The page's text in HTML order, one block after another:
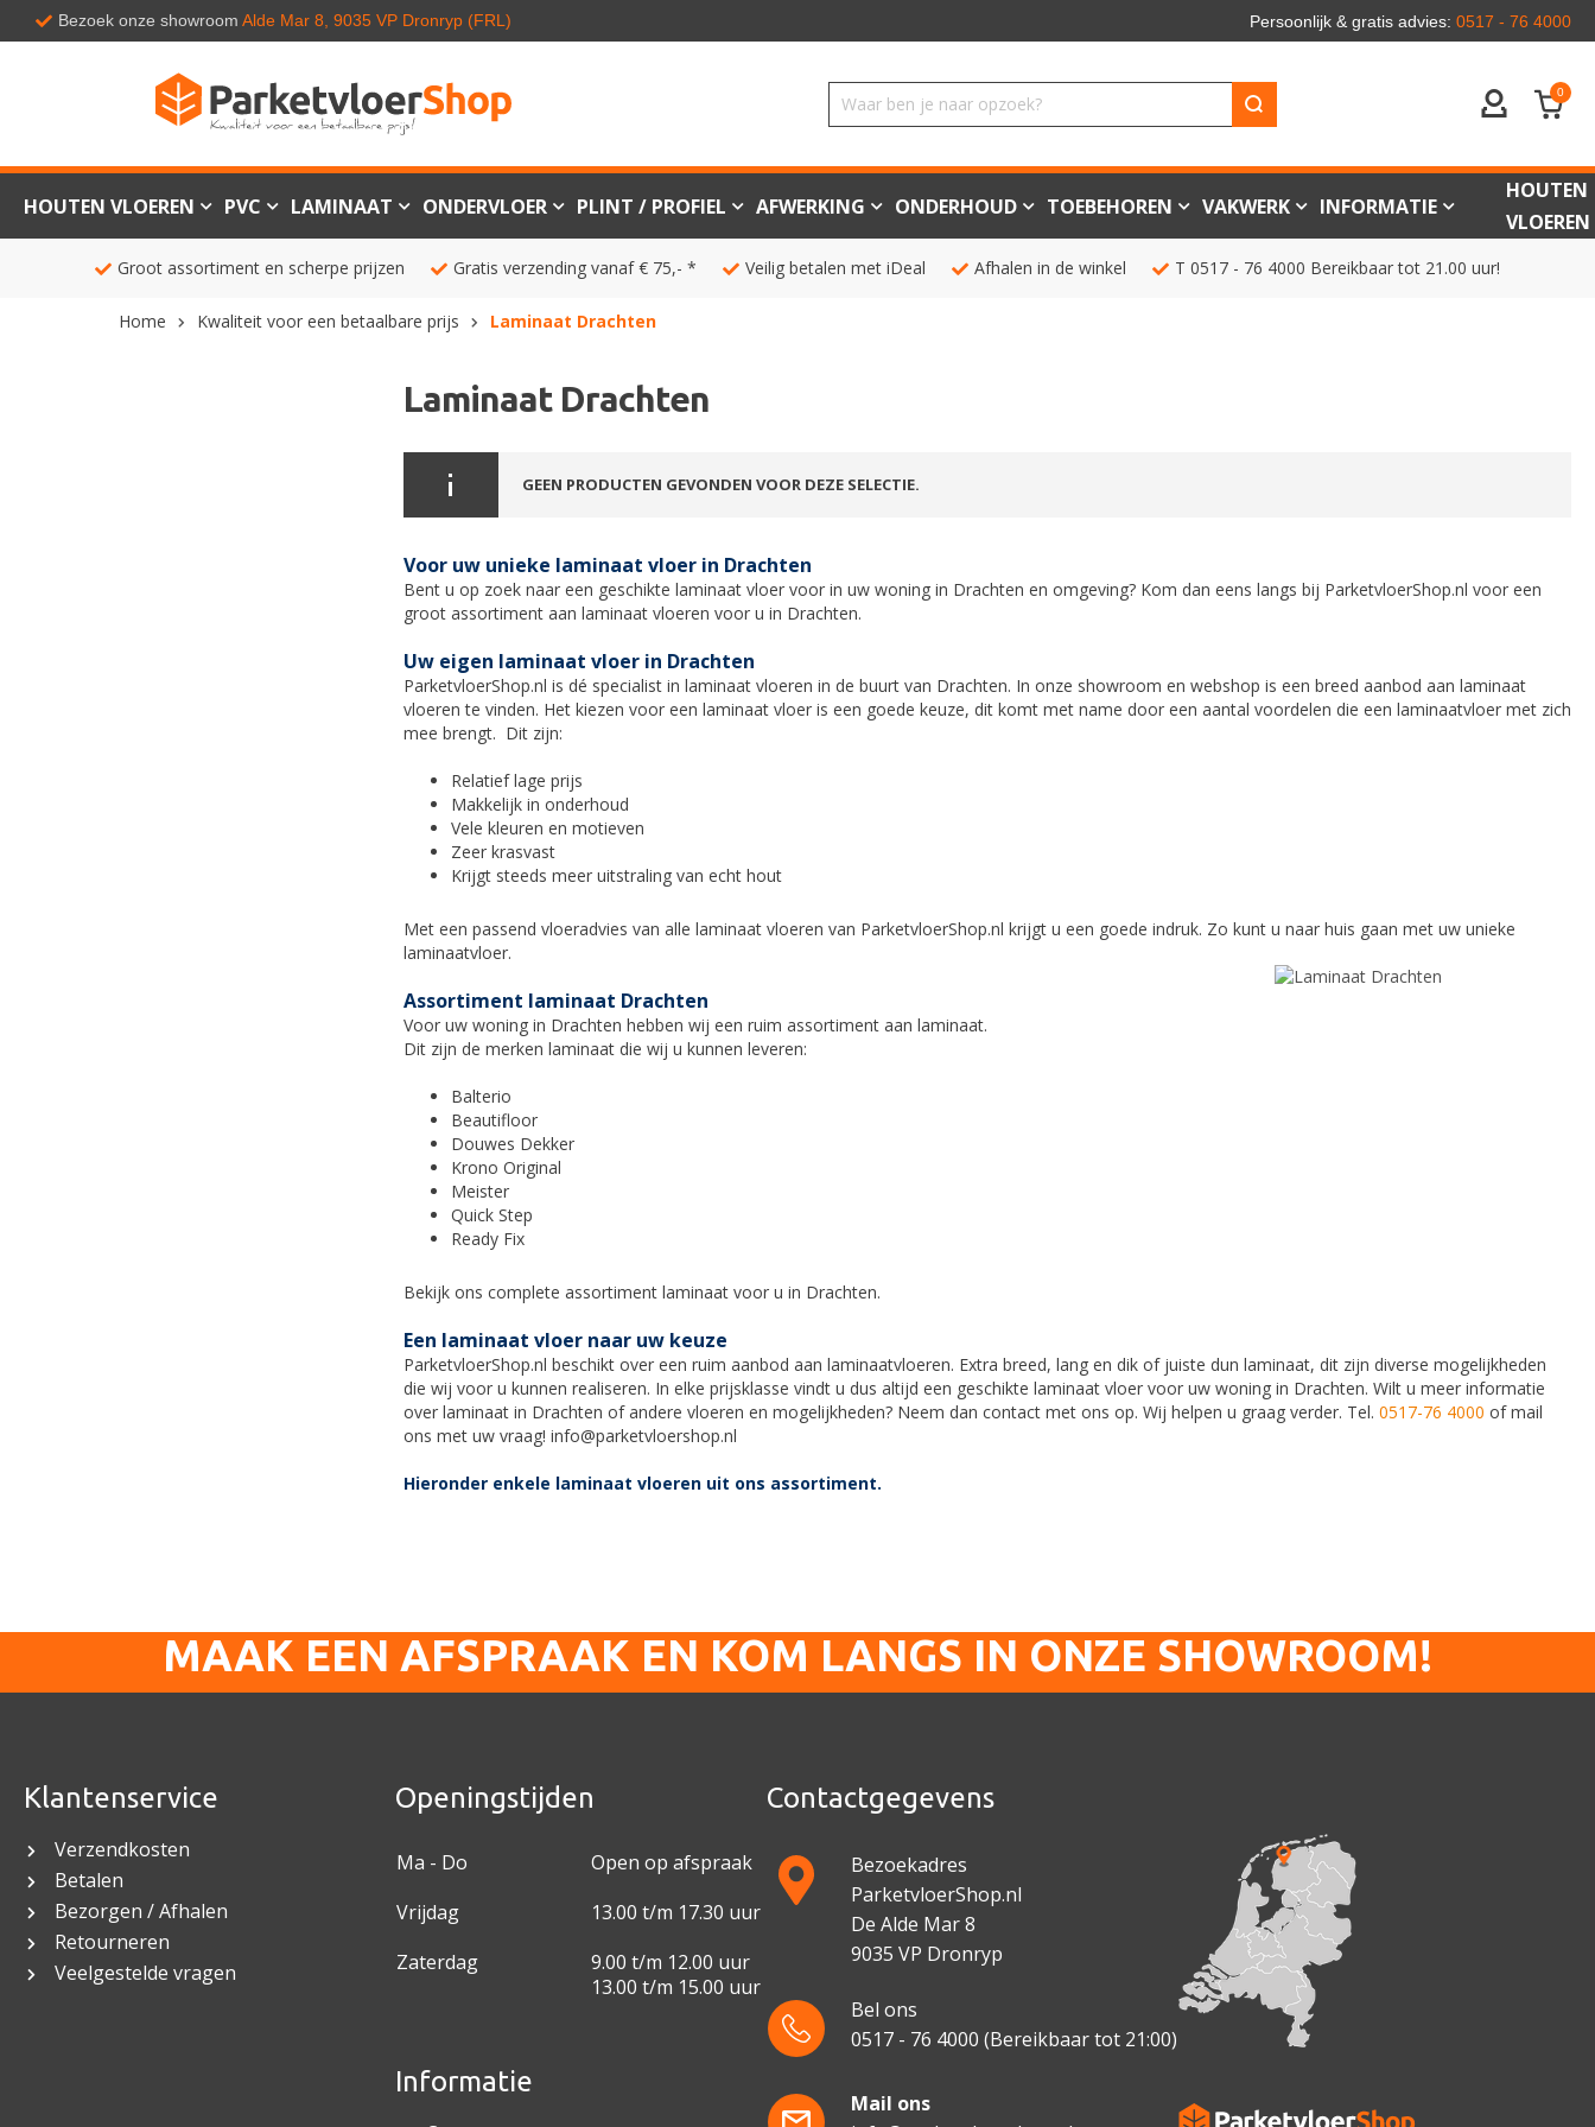
Bezoek onze showroom Alde Mar 8, 9035 VP Dronryp (FRL) Persoonlijk & gratis advies: 0517 - 76 4000
ACCOUNT
0
HOUTEN VLOEREN PVC LAMINAAT ONDERVLOER PLINT / PROFIEL AFWERKING ONDERHOUD TOEBEHOREN VAKWERK INFORMATIE
HOUTEN
VLOEREN
Groot assortiment en scherpe prijzen Gratis verzending vanaf € 75,- * Veilig betalen met iDeal Afhalen in de winkel T 0517 - 76 4000 Bereikbaar tot 21.00 uur!
Home Kwaliteit voor een betaalbare prijs Laminaat Drachten
Laminaat Drachten
GEEN PRODUCTEN GEVONDEN VOOR DEZE SELECTIE.
Voor uw unieke laminaat vloer in Drachten
Bent u op zoek naar een geschikte laminaat vloer voor in uw woning in Drachten en omgeving? Kom dan eens langs bij ParketvloerShop.nl voor een
groot assortiment aan laminaat vloeren voor u in Drachten.
Uw eigen laminaat vloer in Drachten
ParketvloerShop.nl is dé specialist in laminaat vloeren in de buurt van Drachten. In onze showroom en webshop is een breed aanbod aan laminaat
vloeren te vinden. Het kiezen voor een laminaat vloer is een goede keuze, dit komt met name door een aantal voordelen die een laminaatvloer met zich
mee brengt. Dit zijn:
Relatief lage prijs
Makkelijk in onderhoud
Vele kleuren en motieven
Zeer krasvast
Krijgt steeds meer uitstraling van echt hout
Met een passend vloeradvies van alle laminaat vloeren van ParketvloerShop.nl krijgt u een goede indruk. Zo kunt u naar huis gaan met uw unieke
laminaatvloer.
Assortiment laminaat Drachten
Voor uw woning in Drachten hebben wij een ruim assortiment aan laminaat.
Dit zijn de merken laminaat die wij u kunnen leveren:
Balterio
Beautifloor
Douwes Dekker
Krono Original
Meister
Quick Step
Ready Fix
Bekijk ons complete assortiment laminaat voor u in Drachten.
Een laminaat vloer naar uw keuze
ParketvloerShop.nl beschikt over een ruim aanbod aan laminaatvloeren. Extra breed, lang en dik of juiste dun laminaat, dit zijn diverse mogelijkheden
die wij voor u kunnen realiseren. In elke prijsklasse vindt u dus altijd een geschikte laminaat vloer voor uw woning in Drachten. Wilt u meer informatie
over laminaat in Drachten of andere vloeren en mogelijkheden? Neem dan contact met ons op. Wij helpen u graag verder. Tel. 0517-76 4000 of mail
ons met uw vraag! info@parketvloershop.nl
Hieronder enkele laminaat vloeren uit ons assortiment.
MAAK EEN AFSPRAAK EN KOM LANGS IN ONZE SHOWROOM!
Klantenservice
Verzendkosten
Betalen
Bezorgen / Afhalen
Retourneren
Veelgestelde vragen
Openingstijden
Ma - Do
Open op afspraak
Vrijdag
13.00 t/m 17.30 uur
Zaterdag
9.00 t/m 12.00 uur
13.00 t/m 15.00 uur
Informatie
Contactgegevens
Bezoekadres
ParketvloerShop.nl
De Alde Mar 8
9035 VP Dronryp
Bel ons
0517 - 76 4000 (Bereikbaar tot 21:00)
Mail ons